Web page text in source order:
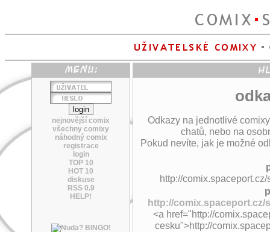
nejnovější comix
všechny comixy
náhodný comix
registrace
login
TOP 10
HOT 10
diskuse
RSS 0.9
HELP!
Odkazy na jednotlivé
chatů, nebo na
Pokud nevíte, jak je možné
http://
http://
<a href="http://
cesku">http://